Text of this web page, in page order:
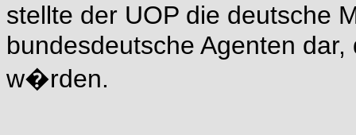
stellte der UOP die deutsche
bundesdeutsche Agenten
w�rden.